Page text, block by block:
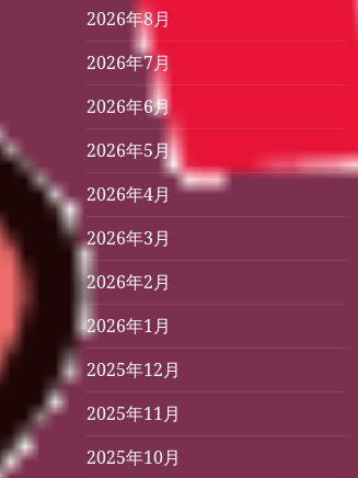
2026年8月
2026年7月
2026年6月
2026年5月
2026年4月
2026年3月
2026年2月
2026年1月
2025年12月
2025年11月
2025年10月